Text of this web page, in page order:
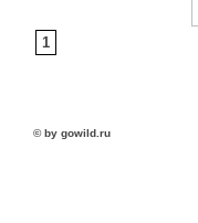
1
© by gowild.ru